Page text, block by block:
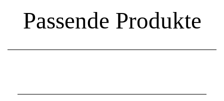
Passende Produkte